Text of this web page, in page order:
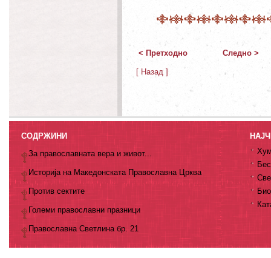
< Претходно Следно >
[ Назад ]
СОДРЖИНИ
За православната вера и живот...
Историја на Македонската Православна Црква
Против сектите
Големи православни празници
Православна Светлина бр. 21